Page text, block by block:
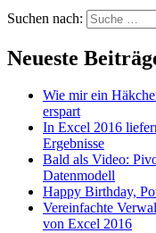
Suchen nach:
Neueste
Wie mir ein
erspart
In Excel 2016
Ergebnisse
Bald als Video:
Datenmodell
Happy Birthday,
Vereinfachte
von Excel 2016